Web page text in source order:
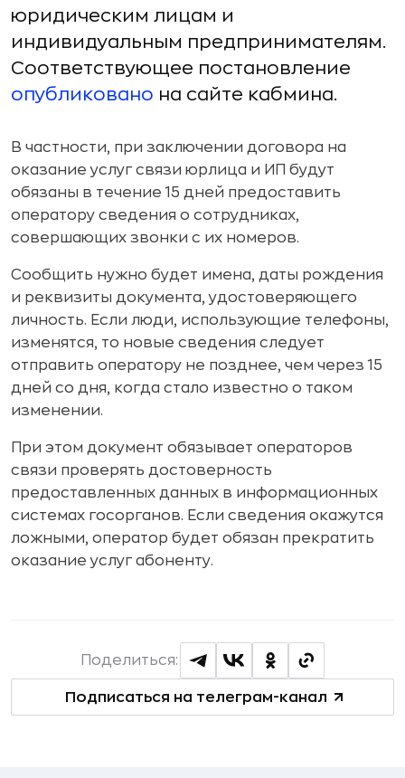
юридическим лицам и
индивидуальным предпринимателям.
Соответствующее постановление
опубликовано на сайте кабмина.
В частности, при заключении договора на
оказание услуг связи юрлица и ИП будут
обязаны в течение 15 дней предоставить
оператору сведения о сотрудниках,
совершающих звонки с их номеров.
Сообщить нужно будет имена, даты рождения
и реквизиты документа, удостоверяющего
личность. Если люди, использующие телефоны,
изменятся, то новые сведения следует
отправить оператору не позднее, чем через 15
дней со дня, когда стало известно о таком
изменении.
При этом документ обязывает операторов
связи проверять достоверность
предоставленных данных в информационных
системах госорганов. Если сведения окажутся
ложными, оператор будет обязан прекратить
оказание услуг абоненту.
Подписаться на телеграм-канал
Поделиться: